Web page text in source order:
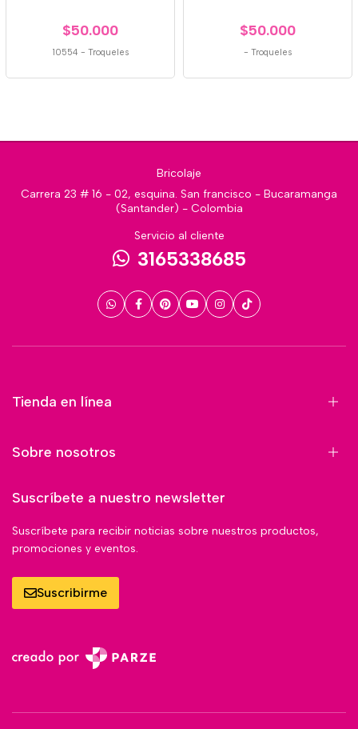
$50.000
10554 - Troqueles
$50.000
- Troqueles
Bricolaje
Carrera 23 # 16 - 02, esquina. San francisco - Bucaramanga
(Santander) - Colombia
Servicio al cliente
3165338685
Tienda en línea
Sobre nosotros
Suscríbete a nuestro newsletter
Suscríbete para recibir noticias sobre nuestros productos,
promociones y eventos.
Suscribirme